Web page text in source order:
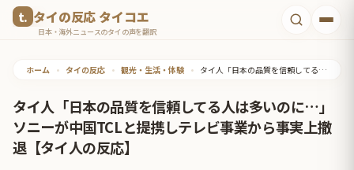
タイの反応 タイコエ
日本・海外ニュースのタイの声を翻訳
ホーム • タイの反応 • 観光・生活・体験 • タイ人「日本の品質を信頼してる人は多いのに…」ソニーが中国TCLと提携しテレビ事業から事実上撤退【タイ人の反応】
タイ人「日本の品質を信頼してる人は多いのに…」
ソニーが中国TCLと提携しテレビ事業から事実上撤
退【タイ人の反応】